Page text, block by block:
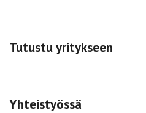
Tutustu yritykseen
Yhteistyössä